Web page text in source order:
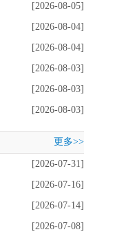
[2026-08-05]
[2026-08-04]
[2026-08-04]
[2026-08-03]
[2026-08-03]
[2026-08-03]
更多>>
[2026-07-31]
[2026-07-16]
[2026-07-14]
[2026-07-08]